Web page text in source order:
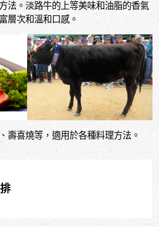
法。淡路牛的上等美味和油脂的香氣
層次和溫和口感。
壽喜燒等，適用於各種料理方法。